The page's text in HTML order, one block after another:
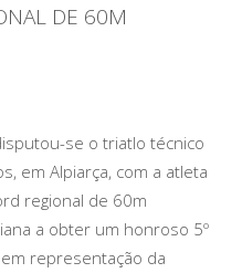
DE 60M
se o triatlo técnico
em Alpiarça, com a atleta
regional de 60m
a obter um honroso 5º
representação da